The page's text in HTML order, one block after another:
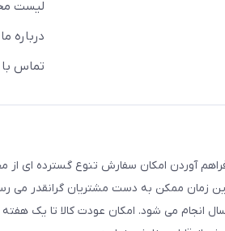
لیست
درباره ما
تماس با
آوردن امکان سفارش تنوع گسترده ای از
زمان ممکن به دست مشتریان گرانقدر می
انجام می شود. امکان عودت کالا تا یک